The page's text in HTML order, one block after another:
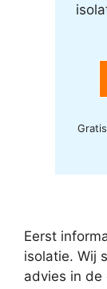
Eerst
isolatie. Wij
advies in